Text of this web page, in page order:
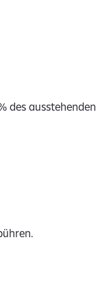
des ausstehenden